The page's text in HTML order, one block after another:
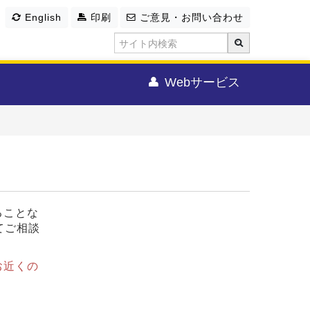
English 印刷 ご意見・お問い合わせ
Webサービス
とな
ご相談
近くの